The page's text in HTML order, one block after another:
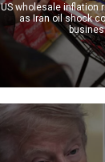
US wholesale inflation
as Iran oil shock